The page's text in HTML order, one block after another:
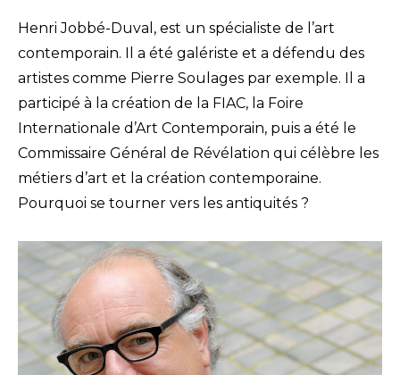
Henri Jobbé-Duval, est un spécialiste de l’art
contemporain. Il a été galériste et a défendu des
artistes comme Pierre Soulages par exemple. Il a
participé à la création de la FIAC, la Foire
Internationale d’Art Contemporain, puis a été le
Commissaire Général de Révélation qui célèbre les
métiers d’art et la création contemporaine.
Pourquoi se tourner vers les antiquités ?